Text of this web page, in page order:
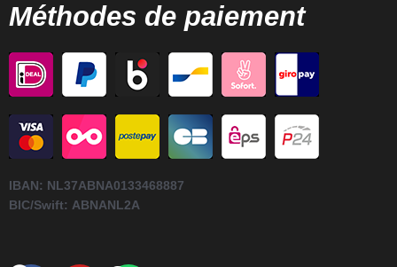
Méthodes de paiement
IBAN: NL37ABNA0133468887
BIC/Swift: ABNANL2A